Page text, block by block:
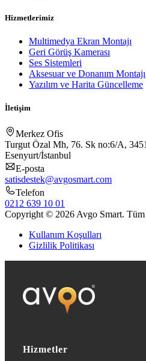
Hizmetlerimiz
Multimedya Ekran Montajı
Geri Görüş Kamerası
Ses Sistemleri
Aksesuar ve Donanım Montajı
Yazılım ve Harita Güncelleme
İletişim
Merkez Ofis
Turgut Özal Mh, 76. Sk no:6/A,
Esenyurt/İstanbul
E-posta
satisdestek@avgosmart.com
Telefon
0212 639 10 01
Copyright © 2026 Avgo Smart. Tüm
Kullanım Koşulları
Gizlilik Politikası
Hizmetler